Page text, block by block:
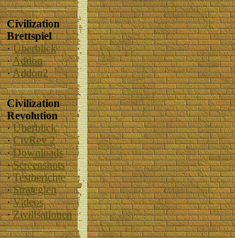
Civilization
Brettspiel
·Überblick
·Addon
·Addon2
Civilization
Revolution
·Überblick
·CivRev 2
·Downloads
·Screenshots
·Testberichte
·Strategien
·Videos
·Zivilisationen